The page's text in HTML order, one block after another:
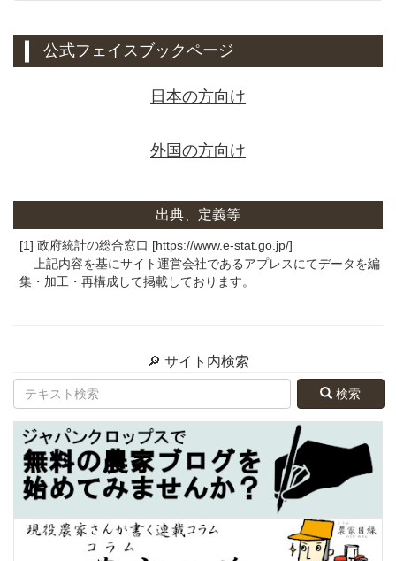
公式フェイスブックページ
日本の方向け
外国の方向け
出典、定義等
[1] 政府統計の総合窓口 [https://www.e-stat.go.jp/]
上記内容を基にサイト運営会社であるアプレスにてデータを編
集・加工・再構成して掲載しております。
🔎 サイト内検索
検索